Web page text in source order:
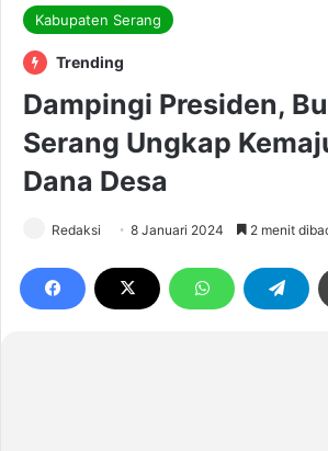
Kabupaten Serang
Trending
Dampingi Presiden,
Serang Ungkap
Dana Desa
Redaksi 8 Januari 2024 2 menit